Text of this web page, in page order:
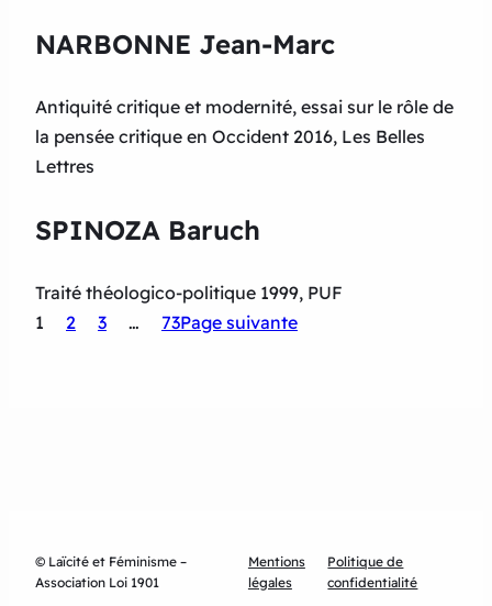
NARBONNE Jean-Marc
Antiquité critique et modernité, essai sur le rôle de
la pensée critique en Occident 2016, Les Belles
Lettres
SPINOZA Baruch
Traité théologico-politique 1999, PUF
1
2 3 … 73Page suivante
© Laïcité et Féminisme –
Association Loi 1901
Mentions
légales
Politique de
confidentialité